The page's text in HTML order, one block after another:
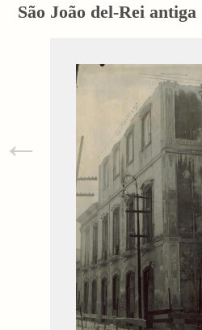
São João del-Rei antiga
←